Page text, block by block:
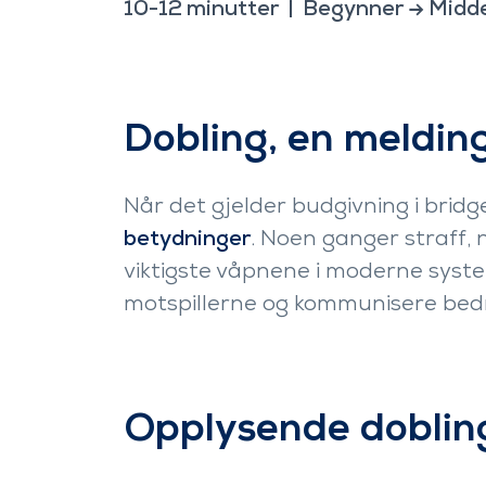
10-12 minutter Begynner →
Dobling, en
Når det gjelder budgivning i
betydninger. Noen ganger straff,
viktigste våpnene i moderne
motspillerne og kommunisere
Opplysende